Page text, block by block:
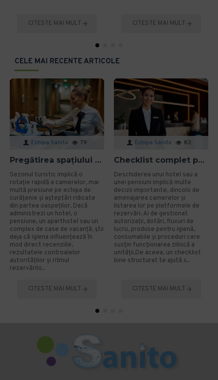
CITESTE MAI MULT CITESTE MAI MULT
CELE MAI RECENTE ARTICOLE
Echipa Sanito 79
Pregătirea spațiului pentru sezonul turistic: cum eviți problemele de igienă?
Sezonul turistic implică o
rotație rapidă a camerelor, mai
multă presiune pe echipa de
curățenie și așteptări ridicate
din partea oaspeților. Dacă
administrezi un hotel, o
pensiune, un aparthotel sau un
complex de case de vacanță, știi
deja că igiena influențează în
mod direct recenziile,
rezultatele controalelor
autorităților și ritmul
rezervărilo..
CITESTE MAI MULT
Echipa Sanito 83
Checklist complet pentru deschiderea unui hotel sau a unei pensiuni
Deschiderea unui hotel sau a
unei pensiuni implică multe
decizii importante, dincolo de
amenajarea camerelor și
listarea lor pe platformele de
rezervări. Ai de gestionat
autorizații, dotări, fluxuri de
lucru, produse pentru igienă,
consumabile și proceduri care
susțin funcționarea zilnică a
unității.De aceea, un checklist
bine structurat te ajută s..
CITESTE MAI MULT